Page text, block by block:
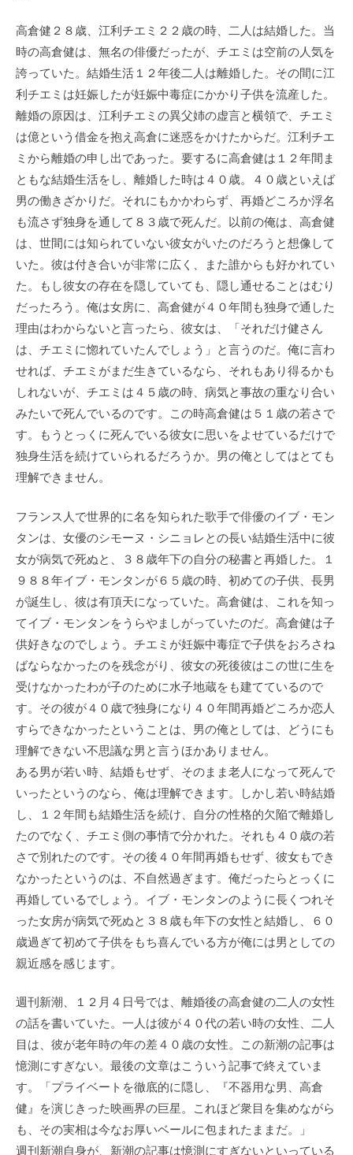
高倉健２８歳、江利チエミ２２歳の時、二人は結婚した。当
時の高倉健は、無名の俳優だったが、チエミは空前の人気を
誇っていた。結婚生活１２年後二人は離婚した。その間に江
利チエミは妊娠したが妊娠中毒症にかかり子供を流産した。
離婚の原因は、江利チエミの異父姉の虚言と横領で、チエミ
は億という借金を抱え高倉に迷惑をかけたからだ。江利チエ
ミから離婚の申し出であった。要するに高倉健は１２年間ま
ともな結婚生活をし、離婚した時は４０歳。４０歳といえば
男の働きざかりだ。それにもかかわらず、再婚どころか浮名
も流さず独身を通して８３歳で死んだ。以前の俺は、高倉健
は、世間には知られていない彼女がいたのだろうと想像して
いた。彼は付き合いが非常に広く、また誰からも好かれてい
た。もし彼女の存在を隠していても、隠し通せることはむり
だったろう。俺は女房に、高倉健が４０年間も独身で通した
理由はわからないと言ったら、彼女は、「それだけ健さん
は、チエミに惚れていたんでしょう」と言うのだ。俺に言わ
せれば、チエミがまだ生きているなら、それもあり得るかも
しれないが、チエミは４５歳の時、病気と事故の重なり合い
みたいで死んでいるのです。この時高倉健は５１歳の若さで
す。もうとっくに死んでいる彼女に思いをよせているだけで
独身生活を続けていられるだろうか。男の俺としてはとても
理解できません。
フランス人で世界的に名を知られた歌手で俳優のイブ・モン
タンは、女優のシモーヌ・シニョレとの長い結婚生活中に彼
女が病気で死ぬと、３８歳年下の自分の秘書と再婚した。１
９８８年イブ・モンタンが６５歳の時、初めての子供、長男
が誕生し、彼は有頂天になっていた。高倉健は、これを知っ
てイブ・モンタンをうらやましがっていたのだ。高倉健は子
供好きなのでしょう。チエミが妊娠中毒症で子供をおろさね
ばならなかったのを残念がり、彼女の死後彼はこの世に生を
受けなかったわが子のために水子地蔵をも建てているので
す。その彼が４０歳で独身になり４０年間再婚どころか恋人
すらできなかったということは、男の俺としては、どうにも
理解できない不思議な男と言うほかありません。
ある男が若い時、結婚もせず、そのまま老人になって死んで
いったというのなら、俺は理解できます。しかし若い時結婚
し、１２年間も結婚生活を続け、自分の性格的欠陥で離婚し
たのでなく、チエミ側の事情で分かれた。それも４０歳の若
さで別れたのです。その後４０年間再婚もせず、彼女もでき
なかったというのは、不自然過ぎます。俺だったらとっくに
再婚しているでしょう。イブ・モンタンのように長くつれそ
った女房が病気で死ぬと３８歳も年下の女性と結婚し、６０
歳過ぎて初めて子供をもち喜んでいる方が俺には男としての
親近感を感じます。
週刊新潮、１２月４日号では、離婚後の高倉健の二人の女性
の話を書いていた。一人は彼が４０代の若い時の女性、二人
目は、彼が老年時の年の差４０歳の女性。この新潮の記事は
憶測にすぎない。最後の文章はこういう記事で終えていま
す。「プライベートを徹底的に隠し、『不器用な男、高倉
健』を演じきった映画界の巨星。これほど衆目を集めながら
も、その実相は今なお厚いベールに包まれたままだ。」
週刊新潮自身が、新潮の記事は憶測にすぎないといっている